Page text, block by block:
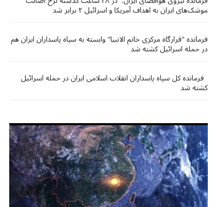
موشک‌های ایران به اهداف آمریکا و اسرائیل ۲ برابر شد
فرمانده "قرارگاه مرکزی خاتم الانبیا" وابسته به سپاه پاسداران ایران هم
در حمله اسرائیل کشته شد
فرمانده کل سپاه پاسداران انقلاب اسلامی ایران در حمله اسرائیل
کشته شد